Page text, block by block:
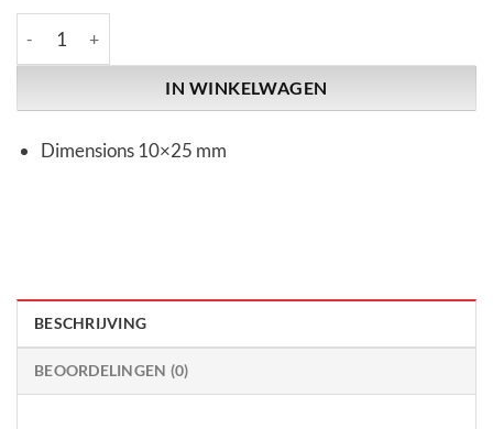
IN WINKELWAGEN
Dimensions 10×25 mm
BESCHRIJVING
BEOORDELINGEN (0)